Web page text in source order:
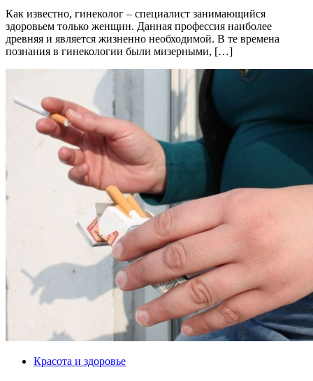
Как известно, гинеколог – специалист занимающийся
здоровьем только женщин. Данная профессия наиболее
древняя и является жизненно необходимой. В те времена
познания в гинекологии были мизерными, […]
Красота и здоровье